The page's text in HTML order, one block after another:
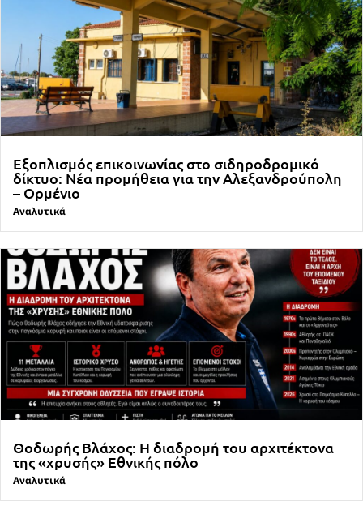
Εξοπλισμός επικοινωνίας στο σιδηροδρομικό
δίκτυο: Νέα προμήθεια για την Αλεξανδρούπολη
– Ορμένιο
Αναλυτικά
Θοδωρής Βλάχος: Η διαδρομή του αρχιτέκτονα
της «χρυσής» Εθνικής πόλο
Αναλυτικά